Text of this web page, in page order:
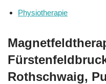
Physiotherapie
Rothschwaig,